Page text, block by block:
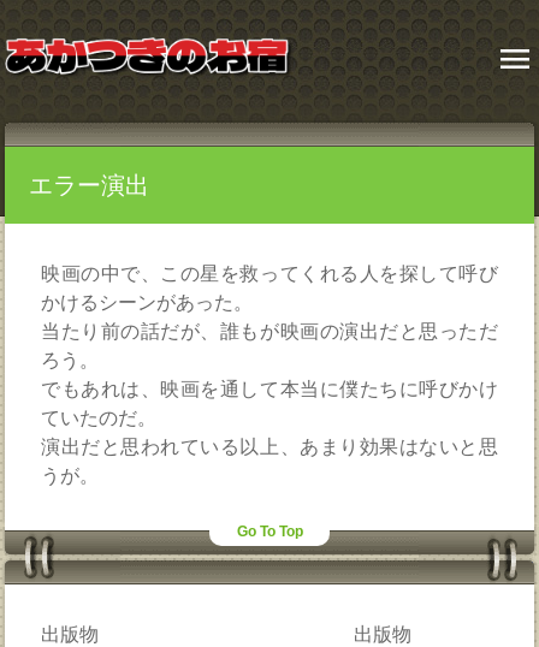
menu
エラー演出
映画の中で、この星を救ってくれる人を探して呼び
かけるシーンがあった。
当たり前の話だが、誰もが映画の演出だと思っただ
ろう。
でもあれは、映画を通して本当に僕たちに呼びかけ
ていたのだ。
演出だと思われている以上、あまり効果はないと思
うが。
Go To Top
出版物 出版物